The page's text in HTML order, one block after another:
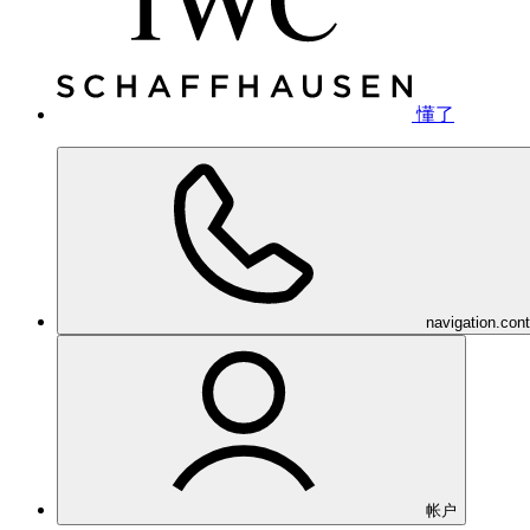
懂了
帐户